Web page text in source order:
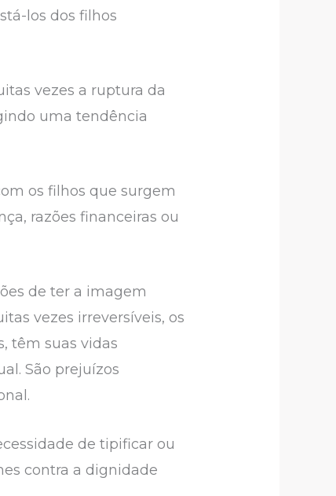
los dos filhos
vezes a ruptura da
uma tendência
os filhos que surgem
razões financeiras ou
de ter a imagem
vezes irreversíveis, os
têm suas vidas
São prejuízos
de tipificar ou
contra a dignidade